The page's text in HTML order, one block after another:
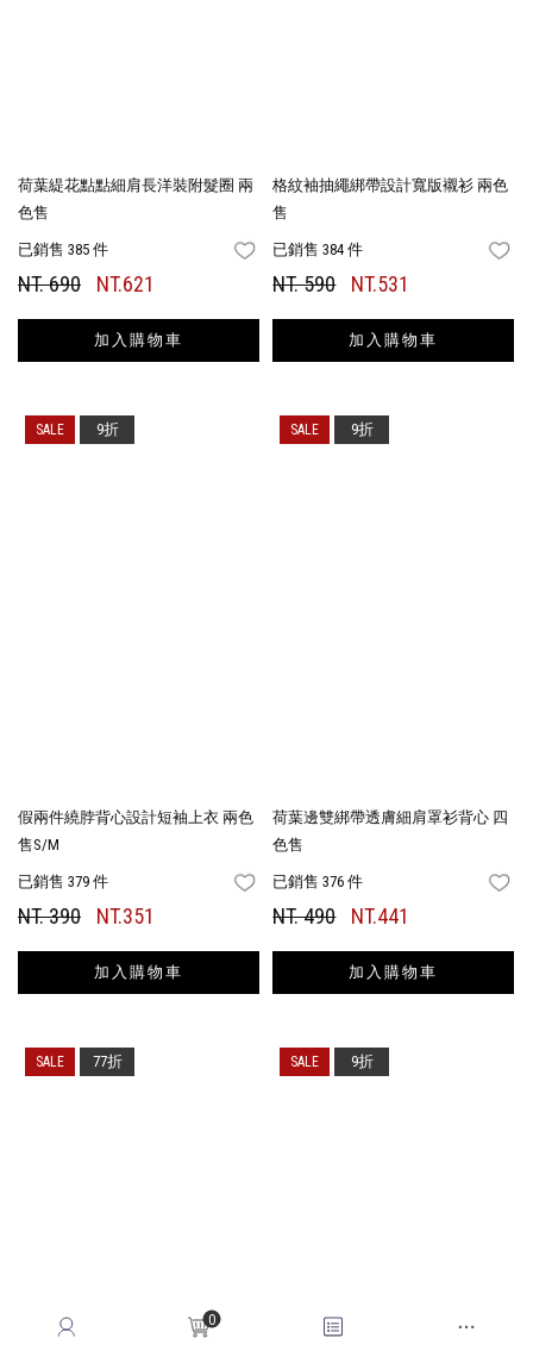
0
荷葉緹花點點細肩長洋裝附髮圈 兩
色售
已銷售 385 件 FAVORITES
NT. 690 NT.621
加入購物車
格紋袖抽繩綁帶設計寬版襯衫 兩色
售
已銷售 384 件
NT. 590 NT.531
加入購物車
假兩件繞脖背心設計短袖上衣 兩色
售S/M
已銷售 379 件 FAVORITES
NT. 390 NT.351
加入購物車
9折
荷葉邊雙綁帶透膚細肩罩衫背心 四
色售
已銷售 376 件
NT. 490 NT.441
加入購物車
9折
77折 9折